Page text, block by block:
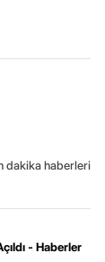
dakika haberleri
- Haberler